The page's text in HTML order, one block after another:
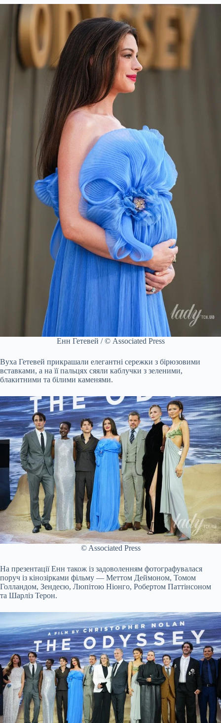
Енн Гетевей / © Associated Press
Вуха Гетевей прикрашали елегантні сережки з бірюзовими
вставками, а на її пальцях сяяли каблучки з зеленими,
блакитними та білими каменями.
© Associated Press
На презентації Енн також із задоволенням фотографувалася
поруч із кінозірками фільму — Меттом Деймоном, Томом
Голландом, Зендеєю, Люпітою Ніонго, Робертом Паттінсоном
та Шарліз Терон.